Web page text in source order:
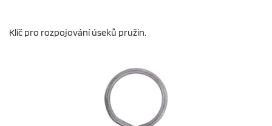
Klíč pro rozpojování úseků pružin.